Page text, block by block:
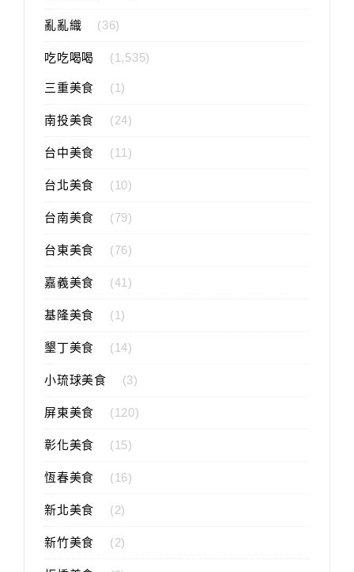
亂亂織 (36)
吃吃喝喝 (1,535)
三重美食 (1)
南投美食 (24)
台中美食 (11)
台北美食 (10)
台南美食 (79)
台東美食 (76)
嘉義美食 (41)
基隆美食 (1)
墾丁美食 (14)
小琉球美食 (3)
屏東美食 (120)
彰化美食 (15)
恆春美食 (16)
新北美食 (2)
新竹美食 (2)